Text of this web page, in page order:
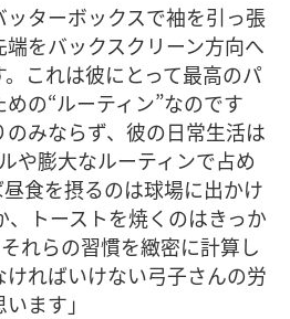
ッターボックスで袖を引っ張
をバックスクリーン方向へ
これは彼にとって最高のパ
の“ルーティン”なのです
みならず、彼の日常生活は
や膨大なルーティンで占め
食を摂るのは球場に出かけ
、トーストを焼くのはきっか
れらの習慣を緻密に計算し
ればいけない弓子さんの労
ます」